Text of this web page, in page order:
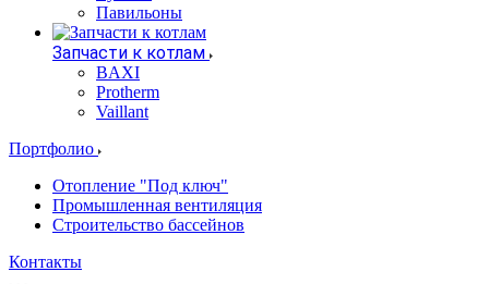
Павильоны
Запчасти к котлам
BAXI
Protherm
Vaillant
Портфолио
Отопление "Под ключ"
Промышленная вентиляция
Строительство бассейнов
Контакты